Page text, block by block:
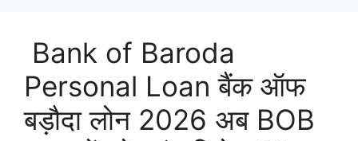
Bank of Baroda
Personal Loan बैंक ऑफ
बड़ौदा लोन 2026 अब BOB